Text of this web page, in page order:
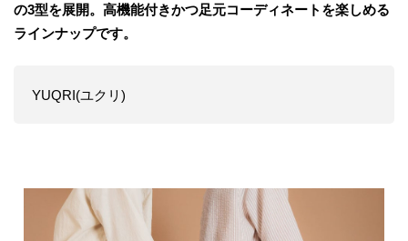
の3型を展開。高機能付きかつ足元コーディネートを楽しめる
ラインナップです。
YUQRI(ユクリ)